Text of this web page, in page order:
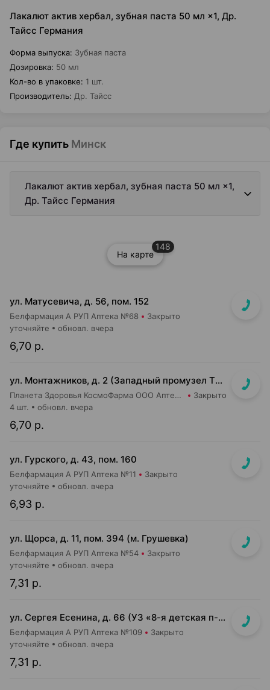
Лакалют актив хербал, зубная паста 50 мл ×1, Др.
Тайсс Германия
Форма выпуска: Зубная паста
Дозировка: 50 мл
Кол-во в упаковке: 1 шт.
Производитель: Др. Тайсс
Где купить Минск
Лакалют актив хербал, зубная паста 50 мл ×1,
Др. Тайсс Германия
На карте
148
ул. Матусевича, д. 56, пом. 152
Белфармация А РУП Аптека №68 Закрыто
6,70 р.
уточняйте обновл. вчера
ул. Монтажников, д. 2 (Западный промузел ТЭЦ-4, м-н "Евроопт")
Планета Здоровья КосмоФарма ООО Аптека №19 Закрыто
6,70 р.
4 шт. обновл. вчера
ул. Гурского, д. 43, пом. 160
Белфармация А РУП Аптека №11 Закрыто
6,93 р.
уточняйте обновл. вчера
ул. Щорса, д. 11, пом. 394 (м. Грушевка)
Белфармация А РУП Аптека №54 Закрыто
7,31 р.
уточняйте обновл. вчера
ул. Сергея Есенина, д. 66 (УЗ «8-я детская п-ка»)
Белфармация А РУП Аптека №109 Закрыто
7,31 р.
уточняйте обновл. вчера